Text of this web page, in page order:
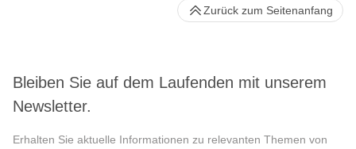
Bleiben Sie auf dem Laufenden mit unserem
Newsletter.
Erhalten Sie aktuelle Informationen zu relevanten Themen von
Zurück zum Seitenanfang